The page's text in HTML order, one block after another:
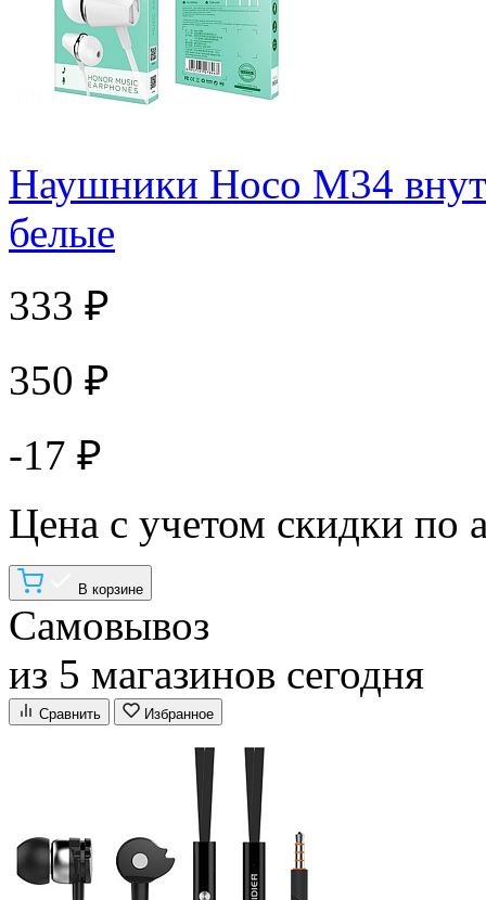
Наушники Hoco M34
белые
333 ₽
350 ₽
-17 ₽
Цена с учетом скидки по
В корзине
Самовывоз
из 5 магазинов сегодня
Сравнить Избранное